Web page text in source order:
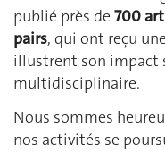
publié près de700
pairs, qui ont reçu
illustrent son impact
multidisciplinaire.
Nous sommes
nos activités se